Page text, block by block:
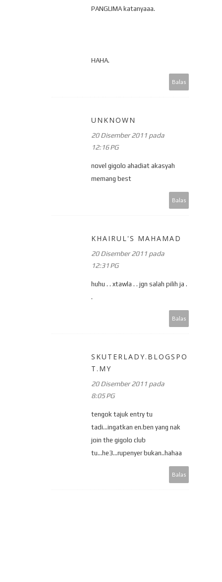
PANGLIMA katanyaaa.
HAHA.
Balas
UNKNOWN
20 Disember 2011 pada
12:16 PG
novel gigolo ahadiat akasyah
memang best
Balas
KHAIRUL'S MAHAMAD
20 Disember 2011 pada
12:31 PG
huhu . . xtawla . . jgn salah pilih ja .
.
Balas
SKUTERLADY.BLOGSPO
T.MY
20 Disember 2011 pada
8:05 PG
tengok tajuk entry tu
tadi...ingatkan en.ben yang nak
join the gigolo club
tu...he3...rupenyer bukan..hahaa
Balas